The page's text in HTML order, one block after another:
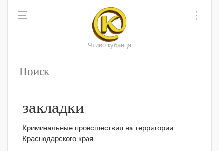
Чтиво кубанца
закладки
Криминальные происшествия на территории
Краснодарского края